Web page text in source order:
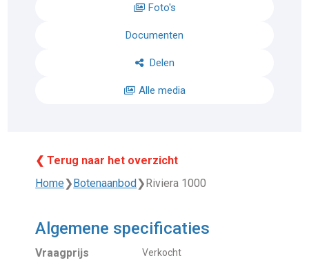
Foto's
Documenten
Delen
Alle media
❮ Terug naar het overzicht
Home❯Botenaanbod❯Riviera 1000
Algemene specificaties
Vraagprijs Verkocht